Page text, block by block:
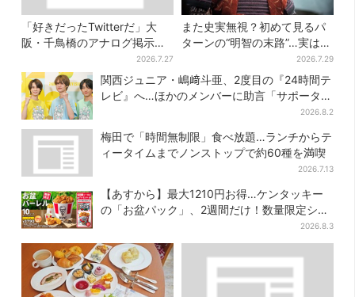
「好きだったTwitterだ」大
阪・千鳥橋のアナログ掲示板
が話題、かつて駅にあった“伝
言板”がモデルに
2026.7.27
また史実無視？初めて見るパ
ターンの“明智の末路”…実は、
ありえなくもない！？【豊臣
兄弟】
2026.7.29
関西ジュニア・嶋﨑斗亜、2度目の『24時間テ
レビ』へ…ほかのメンバーに助言「サポーター
2026.8.2
梅田で「時間無制限」食べ放題…ランチからテ
ィータイムまでノンストップで約60種を満喫
2026.7.13
【あすから】最大1210円お得…ケンタッキー
の「お盆パック」、2週間だけ！数量限定シー
2026.8.3